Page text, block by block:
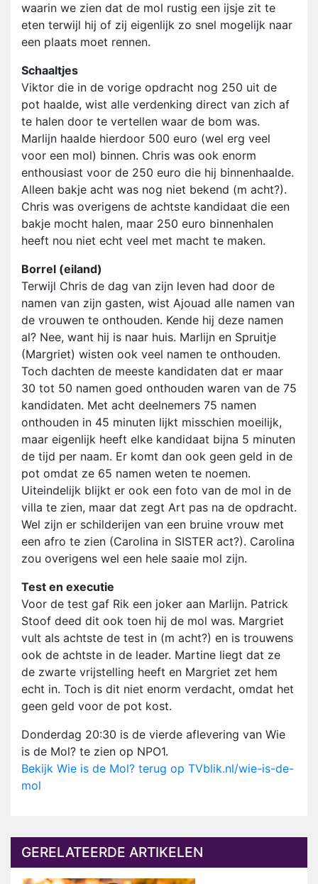
waarin we zien dat de mol rustig een ijsje zit te
eten terwijl hij of zij eigenlijk zo snel mogelijk naar
een plaats moet rennen.
Schaaltjes
Viktor die in de vorige opdracht nog 250 uit de
pot haalde, wist alle verdenking direct van zich af
te halen door te vertellen waar de bom was.
Marlijn haalde hierdoor 500 euro (wel erg veel
voor een mol) binnen. Chris was ook enorm
enthousiast voor de 250 euro die hij binnenhaalde.
Alleen bakje acht was nog niet bekend (m acht?).
Chris was overigens de achtste kandidaat die een
bakje mocht halen, maar 250 euro binnenhalen
heeft nou niet echt veel met macht te maken.
Borrel (eiland)
Terwijl Chris de dag van zijn leven had door de
namen van zijn gasten, wist Ajouad alle namen van
de vrouwen te onthouden. Kende hij deze namen
al? Nee, want hij is naar huis. Marlijn en Spruitje
(Margriet) wisten ook veel namen te onthouden.
Toch dachten de meeste kandidaten dat er maar
30 tot 50 namen goed onthouden waren van de 75
kandidaten. Met acht deelnemers 75 namen
onthouden in 45 minuten lijkt misschien moeilijk,
maar eigenlijk heeft elke kandidaat bijna 5 minuten
de tijd per naam. Er komt dan ook geen geld in de
pot omdat ze 65 namen weten te noemen.
Uiteindelijk blijkt er ook een foto van de mol in de
villa te zien, maar dat zegt Art pas na de opdracht.
Wel zijn er schilderijen van een bruine vrouw met
een afro te zien (Carolina in SISTER act?). Carolina
zou overigens wel een hele saaie mol zijn.
Test en executie
Voor de test gaf Rik een joker aan Marlijn. Patrick
Stoof deed dit ook toen hij de mol was. Margriet
vult als achtste de test in (m acht?) en is trouwens
ook de achtste in de leader. Martine liegt dat ze
de zwarte vrijstelling heeft en Margriet zet hem
echt in. Toch is dit niet enorm verdacht, omdat het
geen geld voor de pot kost.
Donderdag 20:30 is de vierde aflevering van Wie
is de Mol? te zien op NPO1.
Bekijk Wie is de Mol? terug op TVblik.nl/wie-is-de-
mol
GERELATEERDE ARTIKELEN